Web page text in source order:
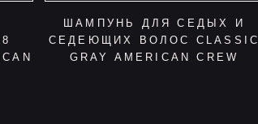
ШАМПУНЬ ДЛЯ СЕДЫХ И
СЕДЕЮЩИХ ВОЛОС CLASSIC
GRAY AMERICAN CREW